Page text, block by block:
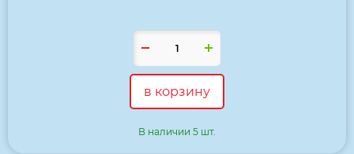
в корзину
В наличии 5 шт.